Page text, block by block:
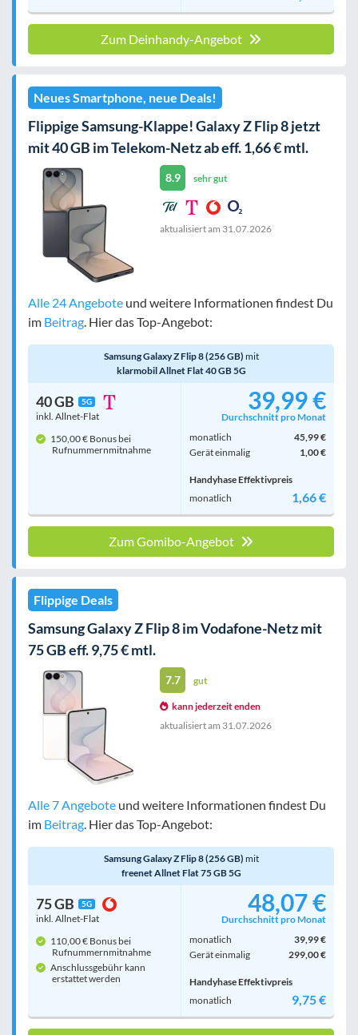
Zum Deinhandy-Angebot
Neues Smartphone, neue Deals!
Flippige Samsung-Klappe! Galaxy Z Flip 8 jetzt
mit 40 GB im Telekom-Netz ab eff. 1,66 € mtl.
8.9 sehr gut
aktualisiert am 31.07.2026
Alle 24 Angebote und weitere Informationen findest Du
im Beitrag. Hier das Top-Angebot:
Samsung Galaxy Z Flip 8 (256 GB) mit
klarmobil Allnet Flat 40 GB 5G
40 GB 5G
inkl. Allnet-Flat
150,00 € Bonus bei
Rufnummern­mitnahme
39,99 €
Durchschnitt pro Monat
monatlich
45,99 €
Gerät einmalig
1,00 €
Handyhase Effektivpreis
monatlich
1,66 €
Zum Gomibo-Angebot
Flippige Deals
Samsung Galaxy Z Flip 8 im Vodafone-Netz mit
75 GB eff. 9,75 € mtl.
7.7 gut
kann jederzeit enden
aktualisiert am 31.07.2026
Alle 7 Angebote und weitere Informationen findest Du
im Beitrag. Hier das Top-Angebot:
Samsung Galaxy Z Flip 8 (256 GB) mit
freenet Allnet Flat 75 GB 5G
75 GB 5G
inkl. Allnet-Flat
110,00 € Bonus bei
Rufnummern­mitnahme
Anschlussgebühr kann
erstattet werden
48,07 €
Durchschnitt pro Monat
monatlich
39,99 €
Gerät einmalig
299,00 €
Handyhase Effektivpreis
monatlich
9,75 €